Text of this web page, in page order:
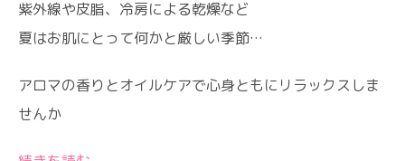
紫外線や皮脂、冷房による乾燥など
夏はお肌にとって何かと厳しい季節…
アロマの香りとオイルケアで心身ともにリラックスしま
せんか